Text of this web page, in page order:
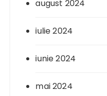
august 2024
iulie 2024
iunie 2024
mai 2024